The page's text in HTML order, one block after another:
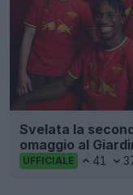
Svelata la
omaggio al
UFFICIALE 41